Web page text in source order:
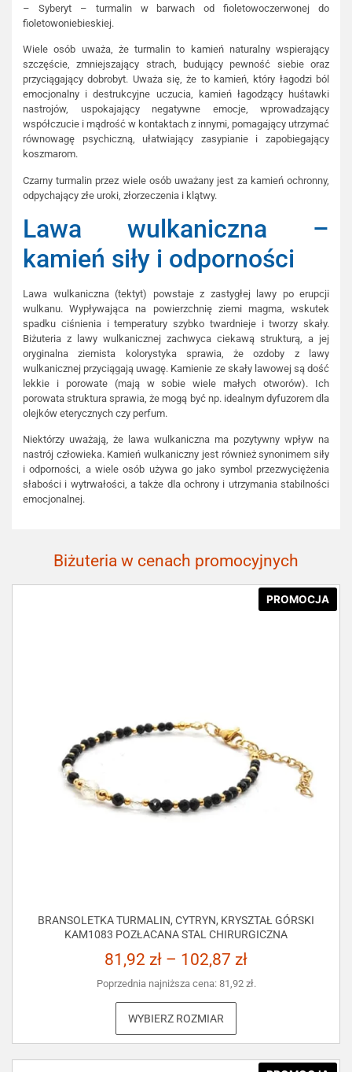
– Syberyt – turmalin w barwach od fioletowoczerwonej do
fioletowoniebieskiej.
Wiele osób uważa, że turmalin to kamień naturalny wspierający
szczęście, zmniejszający strach, budujący pewność siebie oraz
przyciągający dobrobyt. Uważa się, że to kamień, który łagodzi ból
emocjonalny i destrukcyjne uczucia, kamień łagodzący huśtawki
nastrojów, uspokajający negatywne emocje, wprowadzający
współczucie i mądrość w kontaktach z innymi, pomagający utrzymać
równowagę psychiczną, ułatwiający zasypianie i zapobiegający
koszmarom.
Czarny turmalin przez wiele osób uważany jest za kamień ochronny,
odpychający złe uroki, złorzeczenia i klątwy.
Lawa wulkaniczna –
kamień siły i odporności
Lawa wulkaniczna (tektyt) powstaje z zastygłej lawy po erupcji
wulkanu. Wypływająca na powierzchnię ziemi magma, wskutek
spadku ciśnienia i temperatury szybko twardnieje i tworzy skały.
Biżuteria z lawy wulkanicznej zachwyca ciekawą strukturą, a jej
oryginalna ziemista kolorystyka sprawia, że ozdoby z lawy
wulkanicznej przyciągają uwagę. Kamienie ze skały lawowej są dość
lekkie i porowate (mają w sobie wiele małych otworów). Ich
porowata struktura sprawia, że mogą być np. idealnym dyfuzorem dla
olejków eterycznych czy perfum.
Niektórzy uważają, że lawa wulkaniczna ma pozytywny wpływ na
nastrój człowieka. Kamień wulkaniczny jest również synonimem siły
i odporności, a wiele osób używa go jako symbol przezwyciężenia
słabości i wytrwałości, a także dla ochrony i utrzymania stabilności
emocjonalnej.
Biżuteria w cenach promocyjnych
PROMOCJA
BRANSOLETKA TURMALIN, CYTRYN, KRYSZTAŁ GÓRSKI
KAM1083 POZŁACANA STAL CHIRURGICZNA
81,92 zł – 102,87 zł
Poprzednia najniższa cena: 81,92 zł.
WYBIERZ ROZMIAR